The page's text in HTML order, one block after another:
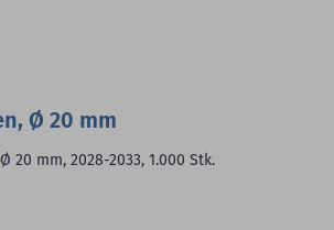
Ø 20 mm
mm, 2028-2033, 1.000 Stk.